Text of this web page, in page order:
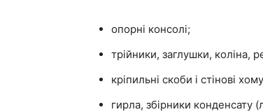
опорні консолі;
трійники, заглушки, коліна,
кріпильні скоби і стінові
гирла, збірники конденсату